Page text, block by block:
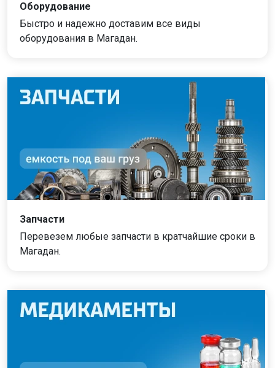
Оборудование
Быстро и надежно доставим все виды
оборудования в Магадан.
Запчасти
Перевезем любые запчасти в кратчайшие сроки в
Магадан.